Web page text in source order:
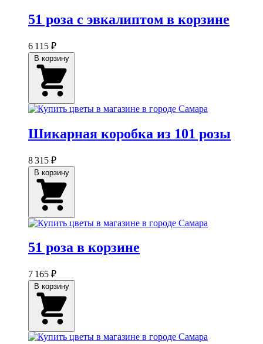
51 роза с эвкалиптом в корзине
6 115 ₽
Шикарная коробка из 101 розы
8 315 ₽
51 роза в корзине
7 165 ₽